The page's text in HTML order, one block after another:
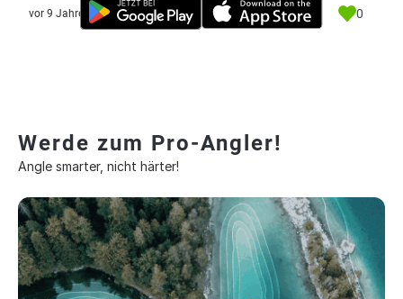
vor 9 Jahre 0
Werde zum Pro-Angler!
Angle smarter, nicht härter!